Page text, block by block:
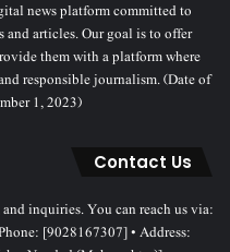
news platform committed to
articles. Our goal is to offer
them with a platform where
responsible journalism. (Date of
1, 2023)
Contact Us
inquiries. You can reach us via:
[9028167307] • Address: